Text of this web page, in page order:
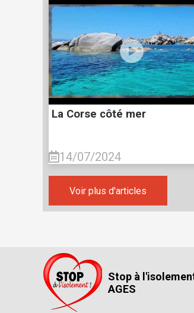
La Corse côté mer
14/07/2024
Voir plus d'articles
Stop à
AGES